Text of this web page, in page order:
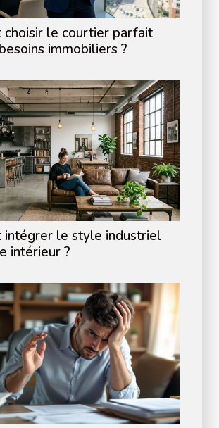
choisir le courtier parfait
immobiliers ?
intégrer le style industriel
intérieur ?